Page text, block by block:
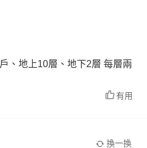
、地上10層、地下2層 每層兩
有用
換一換